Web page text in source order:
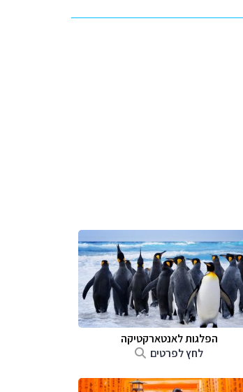
הפלגות לאנטארקטיקה
לחץ לפרטים